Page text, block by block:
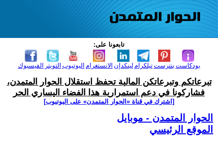
تابعونا على:
الفيسبوك التويتر اليوتيوب الانستغرام لينكدإن تيلكرامبنترست بودكاست
تبرعاتكم وتبرعاتكن المالية تحفظ استقلال الحوار المتمدن،
فشاركونا في دعم استمرارية هذا الفضاء اليساري الحر
[اشترك في قناة ‫«الحوار المتمدن» على اليوتيوب]
الحوار المتمدن - موبايل
الموقع الرئيسي